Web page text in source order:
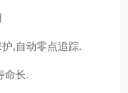
,自动零点追踪.
命长.